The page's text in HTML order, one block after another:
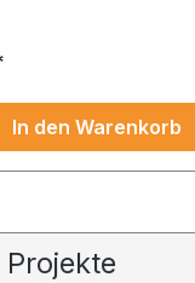
In den Warenkorb